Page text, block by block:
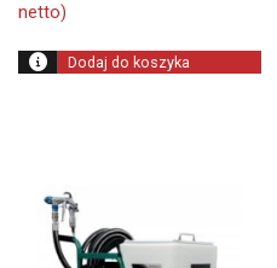
netto)
Dodaj do koszyka